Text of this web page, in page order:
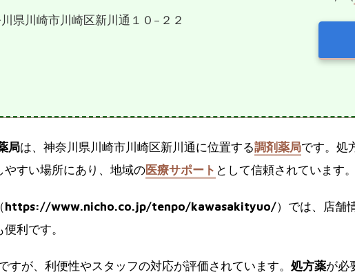
県川崎市川崎区新川通１０−２２
局は、神奈川県川崎市川崎区新川通に位置する調剤薬局です。処
やすい場所にあり、地域の医療サポート として信頼されています。
https://www.nicho.co.jp/tenpo/kawasakityuo/）では、店舗
利です。
すが、利便性やスタッフの対応が評価されています。 処方薬が必